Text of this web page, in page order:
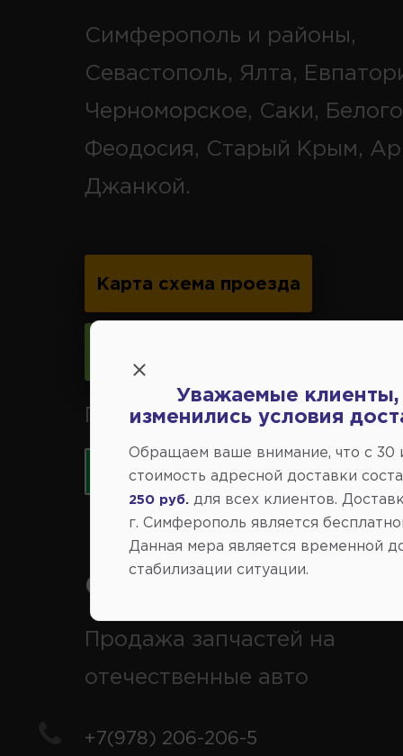
Симферополь и районы,
Севастополь, Ялта,
Черноморское, Саки,
Феодосия, Старый Крым,
Джанкой.
Карта схема проезда
Принимаем к оплате карты
Справочный центр:
Продажа запчастей на
отечественные авто
+7(978) 206-206-5
Уважаемые клиенты,
изменились условия
Обращаем ваше внимание, что c 30
стоимость адресной доставки
250 руб.
для всех клиентов.
г. Симферополь является
Данная мера является временной
стабилизации ситуации.